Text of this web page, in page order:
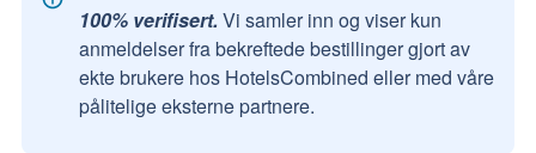
100% verifisert. Vi samler inn og viser kun
anmeldelser fra bekreftede bestillinger gjort av
ekte brukere hos HotelsCombined eller med våre
pålitelige eksterne partnere.